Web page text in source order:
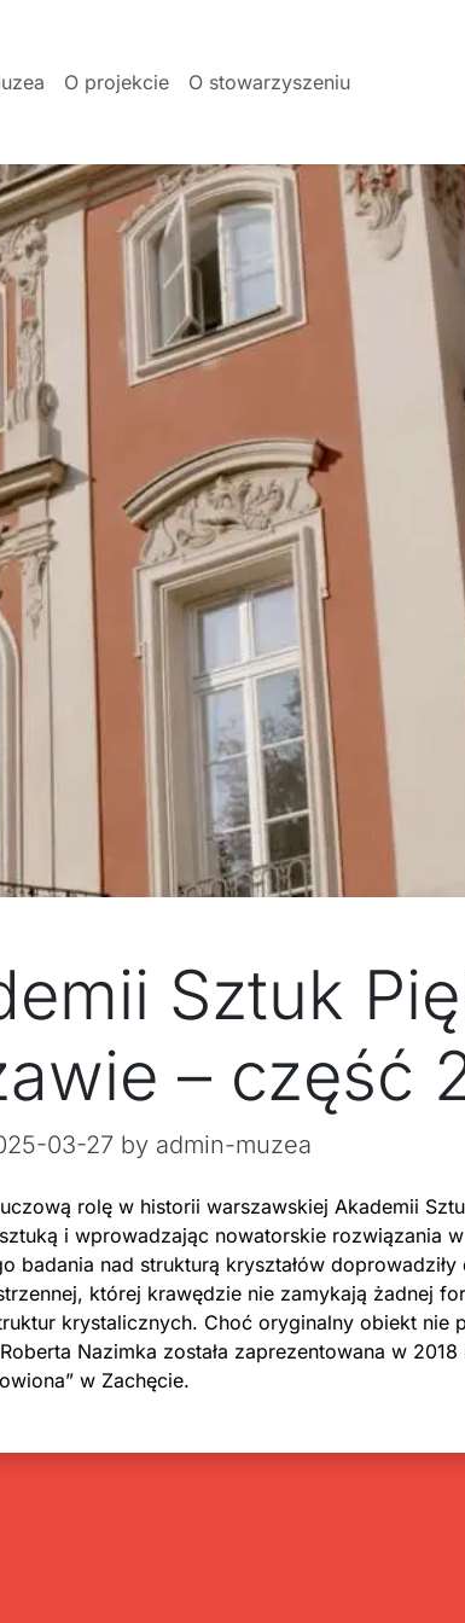
O projekcie O stowarzyszeniu
Sztuk
– część
03-27 by admin-muzea
rolę w historii warszawskiej Akademii
i wprowadzając nowatorskie rozwiązania w
badania nad strukturą kryształów doprowadziły
której krawędzie nie zamykają żadnej
krystalicznych. Choć oryginalny obiekt nie
Nazimka została zaprezentowana w 2018
w Zachęcie.